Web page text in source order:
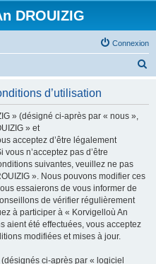
DROUIZIG
Connexion
d’utilisation
» (désigné ci-après par « nous »,
» et
acceptez d’être légalement
n’acceptez pas d’être
suivantes, veuillez ne pas
». Nous pouvons modifier ces
essaierons de vous informer de
de vérifier régulièrement
à participer à « Korvigelloù An
aient été effectuées, vous acceptez
modifiées et mises à jour.
ci-après par « logiciel